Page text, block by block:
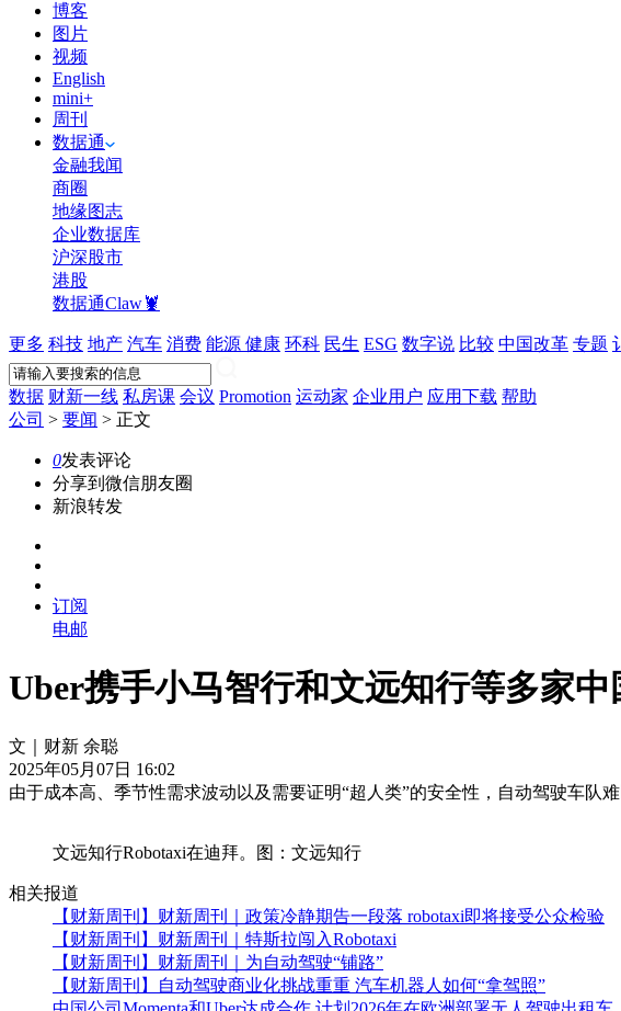
博客
图片
视频
English
mini+
周刊
数据通
金融我闻
商圈
地缘图志
企业数据库
沪深股市
港股
数据通Claw🦞
更多 科技 地产 汽车 消费 能源 健康 环科 民生 ESG 数字说 比较 中国改革 专题
数据 财新一线 私房课 会议 Promotion 运动家 企业用户 应用下载 帮助
公司 > 要闻 > 正文
0发表评论
分享到微信朋友圈
新浪转发
订阅
电邮
Uber携手小马智行和文远知行等多家
文｜财新 余聪
2025年05月07日 16:02
由于成本高、季节性需求波动以及需要证明“超人类”的安全性，自动驾驶车队
文远知行Robotaxi在迪拜。图：文远知行
相关报道
【财新周刊】财新周刊｜政策冷静期告一段落 robotaxi即将接受公众检验
【财新周刊】财新周刊｜特斯拉闯入Robotaxi
【财新周刊】财新周刊｜为自动驾驶“铺路”
【财新周刊】自动驾驶商业化挑战重重 汽车机器人如何“拿驾照”